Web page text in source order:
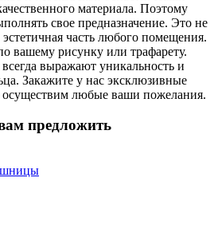
материала. Поэтому
свое предназначение. Это не
часть любого помещения.
вашему рисунку или трафарету.
выражают уникальность и
Закажите у нас эксклюзивные
любые ваши пожелания.
предложить